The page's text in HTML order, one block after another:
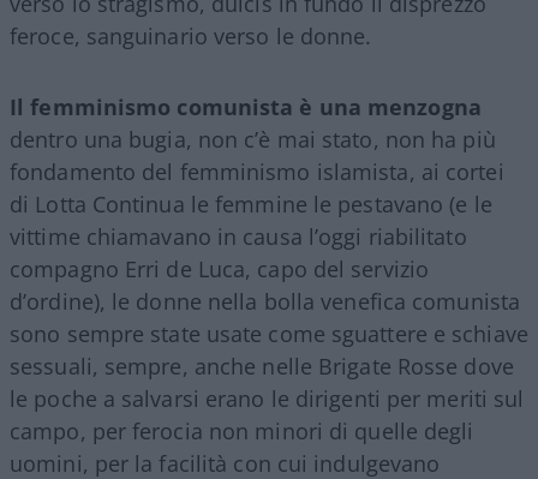
feroce, sanguinario verso le donne.
Il femminismo comunista è una menzogna
dentro una bugia, non c’è mai stato, non ha più
fondamento del femminismo islamista, ai cortei
di Lotta Continua le femmine le pestavano (e le
vittime chiamavano in causa l’oggi riabilitato
compagno Erri de Luca, capo del servizio
d’ordine), le donne nella bolla venefica comunista
sono sempre state usate come sguattere e schiave
sessuali, sempre, anche nelle Brigate Rosse dove
le poche a salvarsi erano le dirigenti per meriti sul
campo, per ferocia non minori di quelle degli
uomini, per la facilità con cui indulgevano